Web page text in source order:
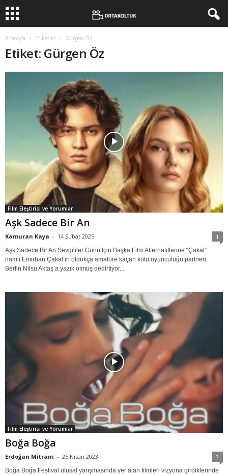
Anasayfa Etiketler Gürgen Öz
Etiket: Gürgen Öz
Film Eleştirisi ve Yorumlar
Aşk Sadece Bir An
Kamuran Kaya - 14 Şubat 2025 1
Aşk Sadece Bir An Sevgililer Günü İçin Başka Film Alternatiflerine “Çakal”
namlı Emirhan Çakal’ın oldukça amatöre kaçan kötü oyunculuğu partneri
Berfin Nilsu Aktaş’a yazık olmuş dedirtiyor....
Film Eleştirisi ve Yorumlar
Boğa Boğa
Erdoğan Mitrani - 25 Nisan 2023 3
Boğa Boğa Festival ulusal yarışmasında yer alan filmleri vizyona girdiklerinde